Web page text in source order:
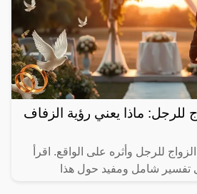
للرجل: ماذا يعني رؤية الزفاف
للرجل وأثره على الواقع. اقرأ
تفسير شامل ومفيد حول هذا